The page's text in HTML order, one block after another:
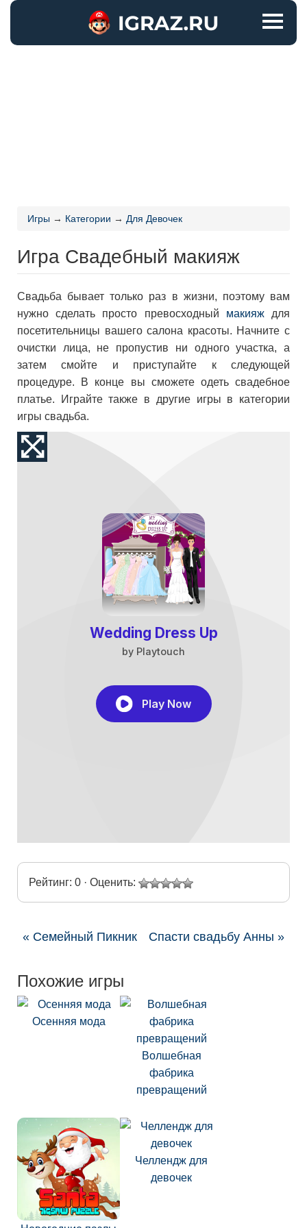
Игры → Категории → Для Девочек
Игра Свадебный макияж
Свадьба бывает только раз в жизни, поэтому вам
нужно сделать просто превосходный макияждля
посетительницы вашего салона красоты. Начните с
очистки лица, не пропустив ни одного участка, а
затем смойте и приступайте к следующей
процедуре. В конце вы сможете одеть свадебное
платье. Играйте также в другие игры в категории
игры свадьба.
Рейтинг: 0 · Оценить:
« Семейный Пикник Спасти свадьбу Анны »
Похожие игры
Осенняя мода
Волшебная
фабрика
превращений
Челлендж для
девочек